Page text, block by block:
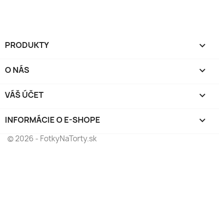
PRODUKTY 
O NÁS 
VÁŠ ÚČET 
INFORMÁCIE O E-SHOPE keyboard_arrow_down
© 2026 - FotkyNaTorty.sk